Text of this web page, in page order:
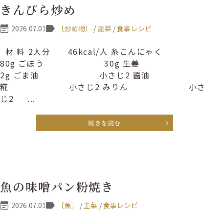
きんぴら炒め
2026.07.01 〔炒め物〕 / 副菜/食事レシピ
材 料 2人分 46kcal/人 糸こんにゃく
80g ごぼう 30g 生姜
2g ごま油 小さじ2 醤油
糀 小さじ2 みりん 小さ
じ2 ...
続きを読む
魚の味噌パン粉焼き
2026.07.01 〔魚〕 / 主菜 /食事レシピ